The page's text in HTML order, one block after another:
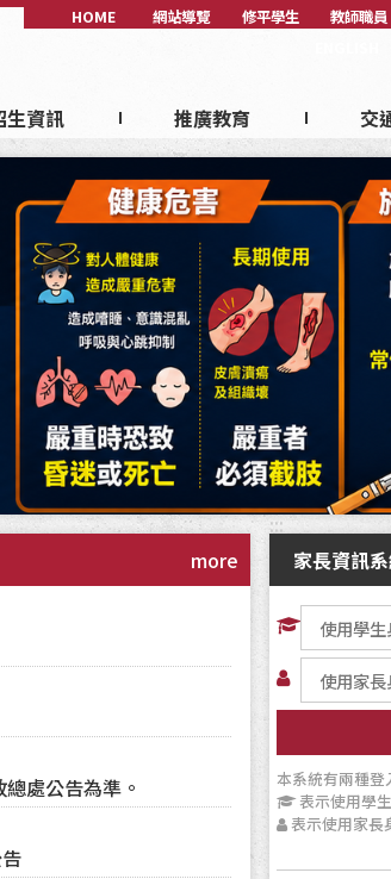
HOME 網站導覽 修平學生 教師職員
生資訊 推廣教育 交
:::
家長資訊
本系統有兩種
表示使用學
表示使用家長
處公告為準。
more